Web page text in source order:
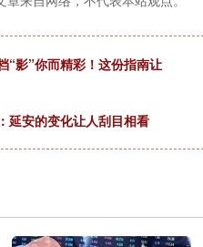
“影”你而精彩！这份指南让
延安的变化让人刮目相看